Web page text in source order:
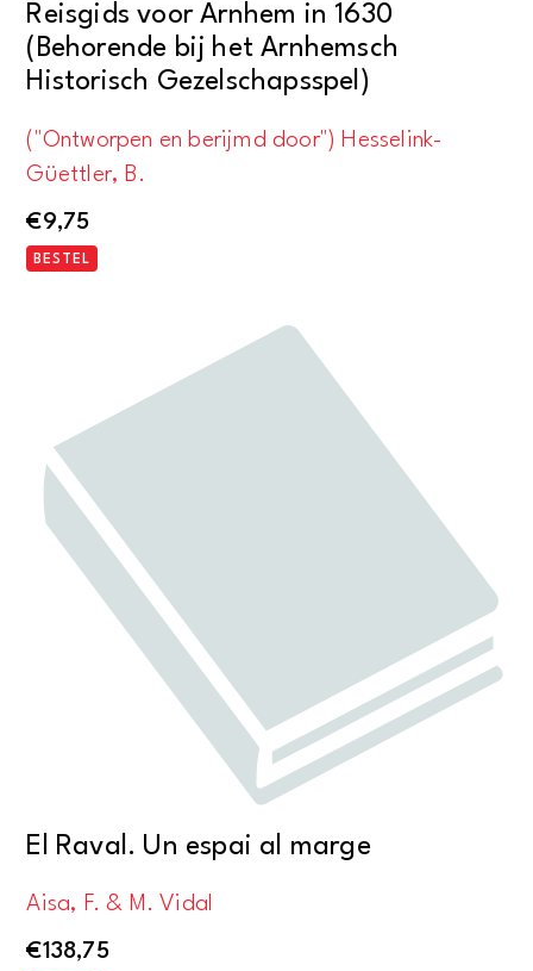
Reisgids voor Arnhem in 1630
(Behorende bij het Arnhemsch
Historisch Gezelschapsspel)
("Ontworpen en berijmd door") Hesselink-
Güettler, B.
€9,75
BESTEL
El Raval. Un espai al marge
Aisa, F. & M. Vidal
€138,75